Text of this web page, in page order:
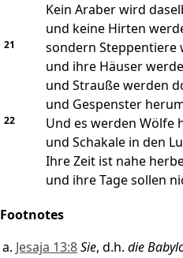
Kein Araber wird
und keine Hirten
21
sondern Steppentiere
und ihre Häuser
und Strauße werden
und Gespenster
22
Und es werden Wölfe
und Schakale in den
Ihre Zeit ist nahe
und ihre Tage sollen
Footnotes
Jesaja 13:8Sie, d.h. die